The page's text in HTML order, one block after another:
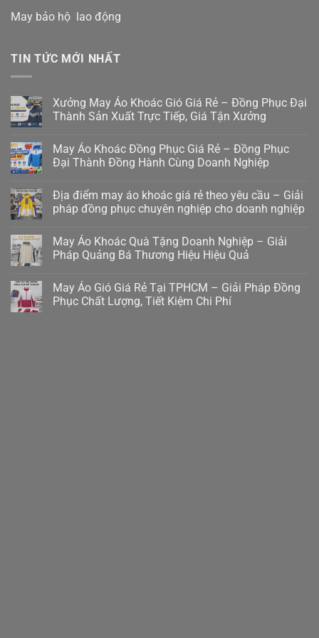
May bảo hộ lao động
TIN TỨC MỚI NHẤT
Xưởng May Áo Khoác Gió Giá Rẻ – Đồng Phục Đại
Thành Sản Xuất Trực Tiếp, Giá Tận Xưởng
May Áo Khoác Đồng Phục Giá Rẻ – Đồng Phục
Đại Thành Đồng Hành Cùng Doanh Nghiệp
Địa điểm may áo khoác giá rẻ theo yêu cầu – Giải
pháp đồng phục chuyên nghiệp cho doanh nghiệp
May Áo Khoác Quà Tặng Doanh Nghiệp – Giải
Pháp Quảng Bá Thương Hiệu Hiệu Quả
May Áo Gió Giá Rẻ Tại TPHCM – Giải Pháp Đồng
Phục Chất Lượng, Tiết Kiệm Chi Phí